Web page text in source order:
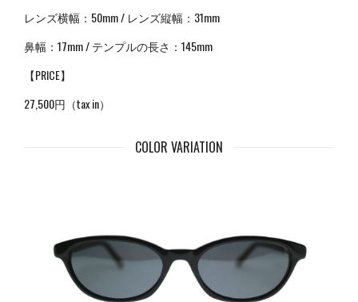
レンズ横幅：50mm / レンズ縦幅：31mm
鼻幅：17mm / テンプルの長さ： 145mm
【PRICE】
27,500円（tax in）
COLOR VARIATION